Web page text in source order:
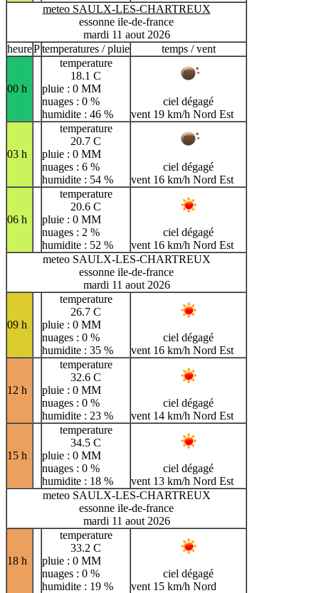
meteo SAULX-LES-CHARTREUX
essonne ile-de-france
mardi 11 aout 2026
heurePtemperatures / pluie temps / vent
00 h
temperature
18.1 C
pluie : 0 MM
nuages : 0 %
humidite : 46 %
ciel dégagé
vent 19 km/h Nord Est
03 h
temperature
20.7 C
pluie : 0 MM
nuages : 6 %
humidite : 54 %
ciel dégagé
vent 16 km/h Nord Est
06 h
temperature
20.6 C
pluie : 0 MM
nuages : 2 %
humidite : 52 %
ciel dégagé
vent 16 km/h Nord Est
meteo SAULX-LES-CHARTREUX
essonne ile-de-france
mardi 11 aout 2026
09 h
temperature
26.7 C
pluie : 0 MM
nuages : 0 %
humidite : 35 %
ciel dégagé
vent 16 km/h Nord Est
12 h
temperature
32.6 C
pluie : 0 MM
nuages : 0 %
humidite : 23 %
ciel dégagé
vent 14 km/h Nord Est
15 h
temperature
34.5 C
pluie : 0 MM
nuages : 0 %
humidite : 18 %
ciel dégagé
vent 13 km/h Nord Est
meteo SAULX-LES-CHARTREUX
essonne ile-de-france
mardi 11 aout 2026
18 h
temperature
33.2 C
pluie : 0 MM
nuages : 0 %
humidite : 19 %
ciel dégagé
vent 15 km/h Nord